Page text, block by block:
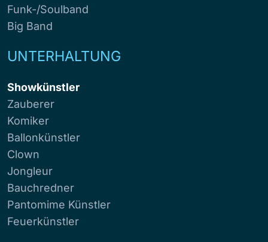
Funk-/Soulband
Big Band
UNTERHALTUNG
Showkünstler
Zauberer
Komiker
Ballonkünstler
Clown
Jongleur
Bauchredner
Pantomime Künstler
Feuerkünstler